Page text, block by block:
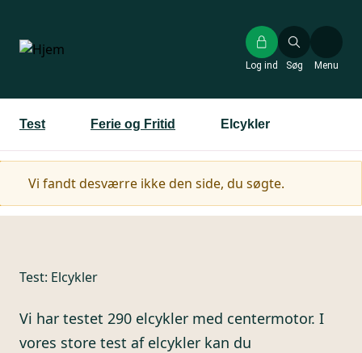
hovedindhold
Søg
Log ind Menu
Test Ferie og Fritid Elcykler
Advarselsmeddelelse
Vi fandt desværre ikke den side, du søgte.
Test: Elcykler
Vi har testet 290 elcykler med centermotor. I
vores store test af elcykler kan du